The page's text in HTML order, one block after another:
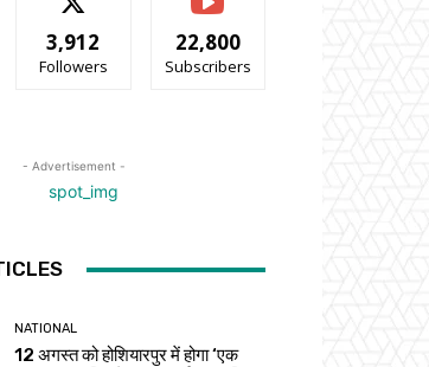
3,912
Followers
22,800
Subscribers
- Advertisement -
NATIONAL
12 अगस्त को होशियारपुर में होगा ‘एक